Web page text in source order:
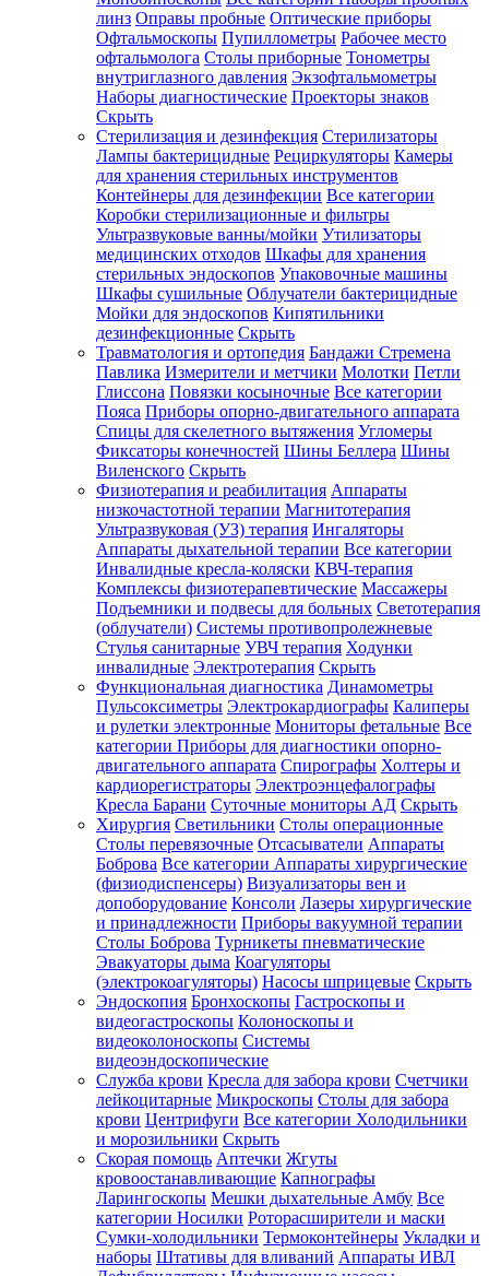
линз Оправы пробные Оптические приборы
Офтальмоскопы Пупиллометры Рабочее место
офтальмолога Столы приборные Тонометры
внутриглазного давления Экзофтальмометры
Наборы диагностические Проекторы знаков
Скрыть
Стерилизация и дезинфекция Стерилизаторы
Лампы бактерицидные Рециркуляторы Камеры
для хранения стерильных инструментов
Контейнеры для дезинфекции Все категории
Коробки стерилизационные и фильтры
Ультразвуковые ванны/мойки Утилизаторы
медицинских отходов Шкафы для хранения
стерильных эндоскопов Упаковочные машины
Шкафы сушильные Облучатели бактерицидные
Мойки для эндоскопов Кипятильники
дезинфекционные Скрыть
Травматология и ортопедия Бандажи Стремена
Павлика Измерители и метчики Молотки Петли
Глиссона Повязки косыночные Все категории
Пояса Приборы опорно-двигательного аппарата
Спицы для скелетного вытяжения Угломеры
Фиксаторы конечностей Шины Беллера Шины
Виленского Скрыть
Физиотерапия и реабилитация Аппараты
низкочастотной терапии Магнитотерапия
Ультразвуковая (УЗ) терапия Ингаляторы
Аппараты дыхательной терапии Все категории
Инвалидные кресла-коляски КВЧ-терапия
Комплексы физиотерапевтические Массажеры
Подъемники и подвесы для больных Светотерапия
(облучатели) Системы противопролежневые
Стулья санитарные УВЧ терапия Ходунки
инвалидные Электротерапия Скрыть
Функциональная диагностика Динамометры
Пульсоксиметры Электрокардиографы Калиперы
и рулетки электронные Мониторы фетальные Все
категории Приборы для диагностики опорно-
двигательного аппарата Спирографы Холтеры и
кардиорегистраторы Электроэнцефалографы
Кресла Барани Суточные мониторы АД Скрыть
Хирургия Светильники Столы операционные
Столы перевязочные Отсасыватели Аппараты
Боброва Все категории Аппараты хирургические
(физиодиспенсеры) Визуализаторы вен и
допоборудование Консоли Лазеры хирургические
и принадлежности Приборы вакуумной терапии
Столы Боброва Турникеты пневматические
Эвакуаторы дыма Коагуляторы
(электрокоагуляторы) Насосы шприцевые Скрыть
Эндоскопия Бронхоскопы Гастроскопы и
видеогастроскопы Колоноскопы и
видеоколоноскопы Системы
видеоэндоскопические
Служба крови Кресла для забора крови Счетчики
лейкоцитарные Микроскопы Столы для забора
крови Центрифуги Все категории Холодильники
и морозильники Скрыть
Скорая помощь Аптечки Жгуты
кровоостанавливающие Капнографы
Ларингоскопы Мешки дыхательные Амбу Все
категории Носилки Роторасширители и маски
Сумки-холодильники Термоконтейнеры Укладки и
наборы Штативы для вливаний Аппараты ИВЛ